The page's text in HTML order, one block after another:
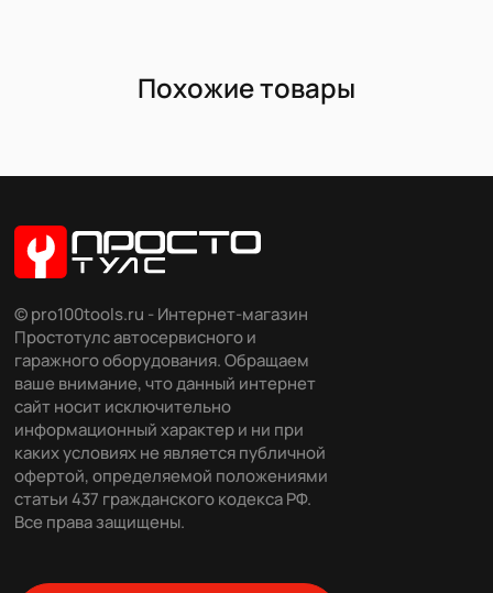
Похожие товары
© pro100tools.ru - Интернет-магазин
Простотулс автосервисного и
гаражного оборудования. Обращаем
ваше внимание, что данный интернет
сайт носит исключительно
информационный характер и ни при
каких условиях не является публичной
офертой, определяемой положениями
статьи 437 гражданского кодекса РФ.
Все права защищены.